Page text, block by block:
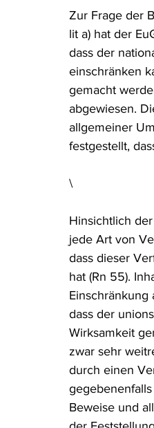
Zur Frage der
lit a) hat der
dass der
einschränken
gemacht
abgewiesen.
allgemeiner
festgestellt,
\
Hinsichtlich
jede Art von
dass dieser
hat (Rn 55).
dass der
Wirksamkeit
zwar sehr
durch einen
Beweise und